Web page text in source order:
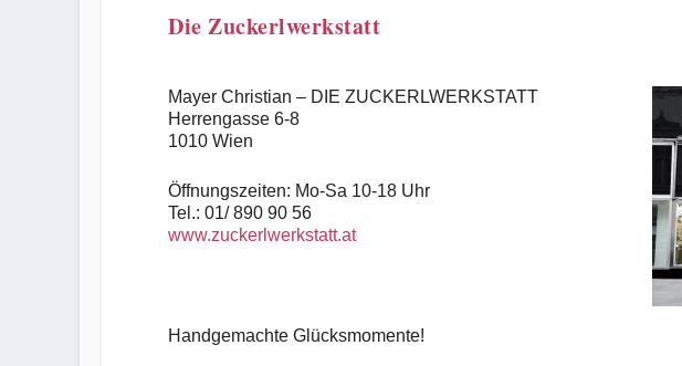
Die Zuckerlwerkstatt
Mayer Christian – DIE ZUCKERLWERKSTATT
Herrengasse 6-8
1010 Wien
Öffnungszeiten: Mo-Sa 10-18 Uhr
Tel.: 01/ 890 90 56
www.zuckerlwerkstatt.at
Handgemachte Glücksmomente!